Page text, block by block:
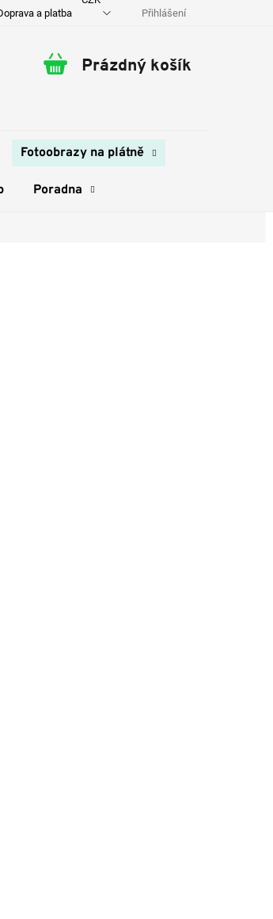
a platba Kontakty Přihlášení
Nákupní
Prázdný košík
Fotoobrazy na plátně
Poradna